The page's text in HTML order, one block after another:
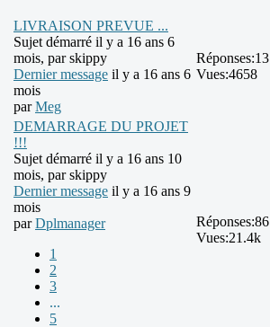
LIVRAISON PREVUE ...
Sujet démarré il y a 16 ans 6
mois, parskippy
Dernier message il y a 16 ans 6
mois
parMeg
Réponses:13
Vues:4658
DEMARRAGE DU PROJET
!!!
Sujet démarré il y a 16 ans 10
mois, parskippy
Dernier message il y a 16 ans 9
mois
parDplmanager
1
2
3
...
5
Réponses:86
Vues:21.4k